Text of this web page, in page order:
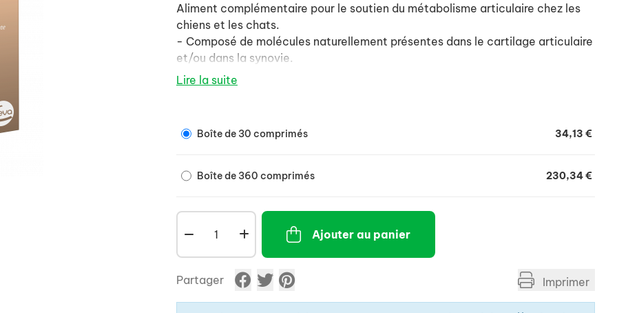
Aliment complémentaire pour le soutien du métabolisme articulaire chez les
chiens et les chats.
- Composé de molécules naturellement présentes dans le cartilage articulaire
et/ou dans la synovie.
- Aide à limiter la dégradation du cartilage, veille à son maintien et lutte
Lire la suite
Boîte de 30 comprimés 34,13 €
Boîte de 360 comprimés 230,34 €
Ajouter au panier
Partager Imprimer